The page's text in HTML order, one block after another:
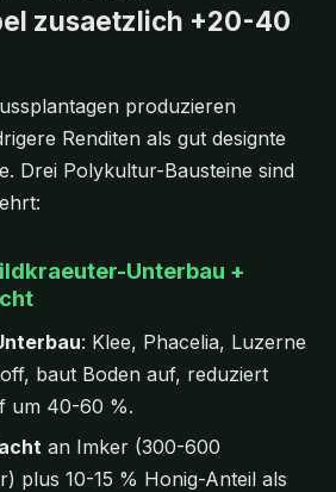
zusaetzlich +20-40
produzieren
Renditen als gut designte
Drei Polykultur-Bausteine sind
Unterbau +
: Klee, Phacelia, Luzerne
baut Boden auf, reduziert
um 40-60 %.
an Imker (300-600
plus 10-15 % Honig-Anteil als